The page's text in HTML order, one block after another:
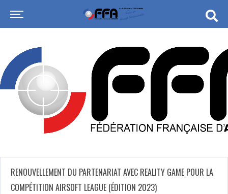
RENOUVELLEMENT DU PARTENARIAT AVEC REALITY GAME POUR LA
COMPÉTITION AIRSOFT LEAGUE (ÉDITION 2023)